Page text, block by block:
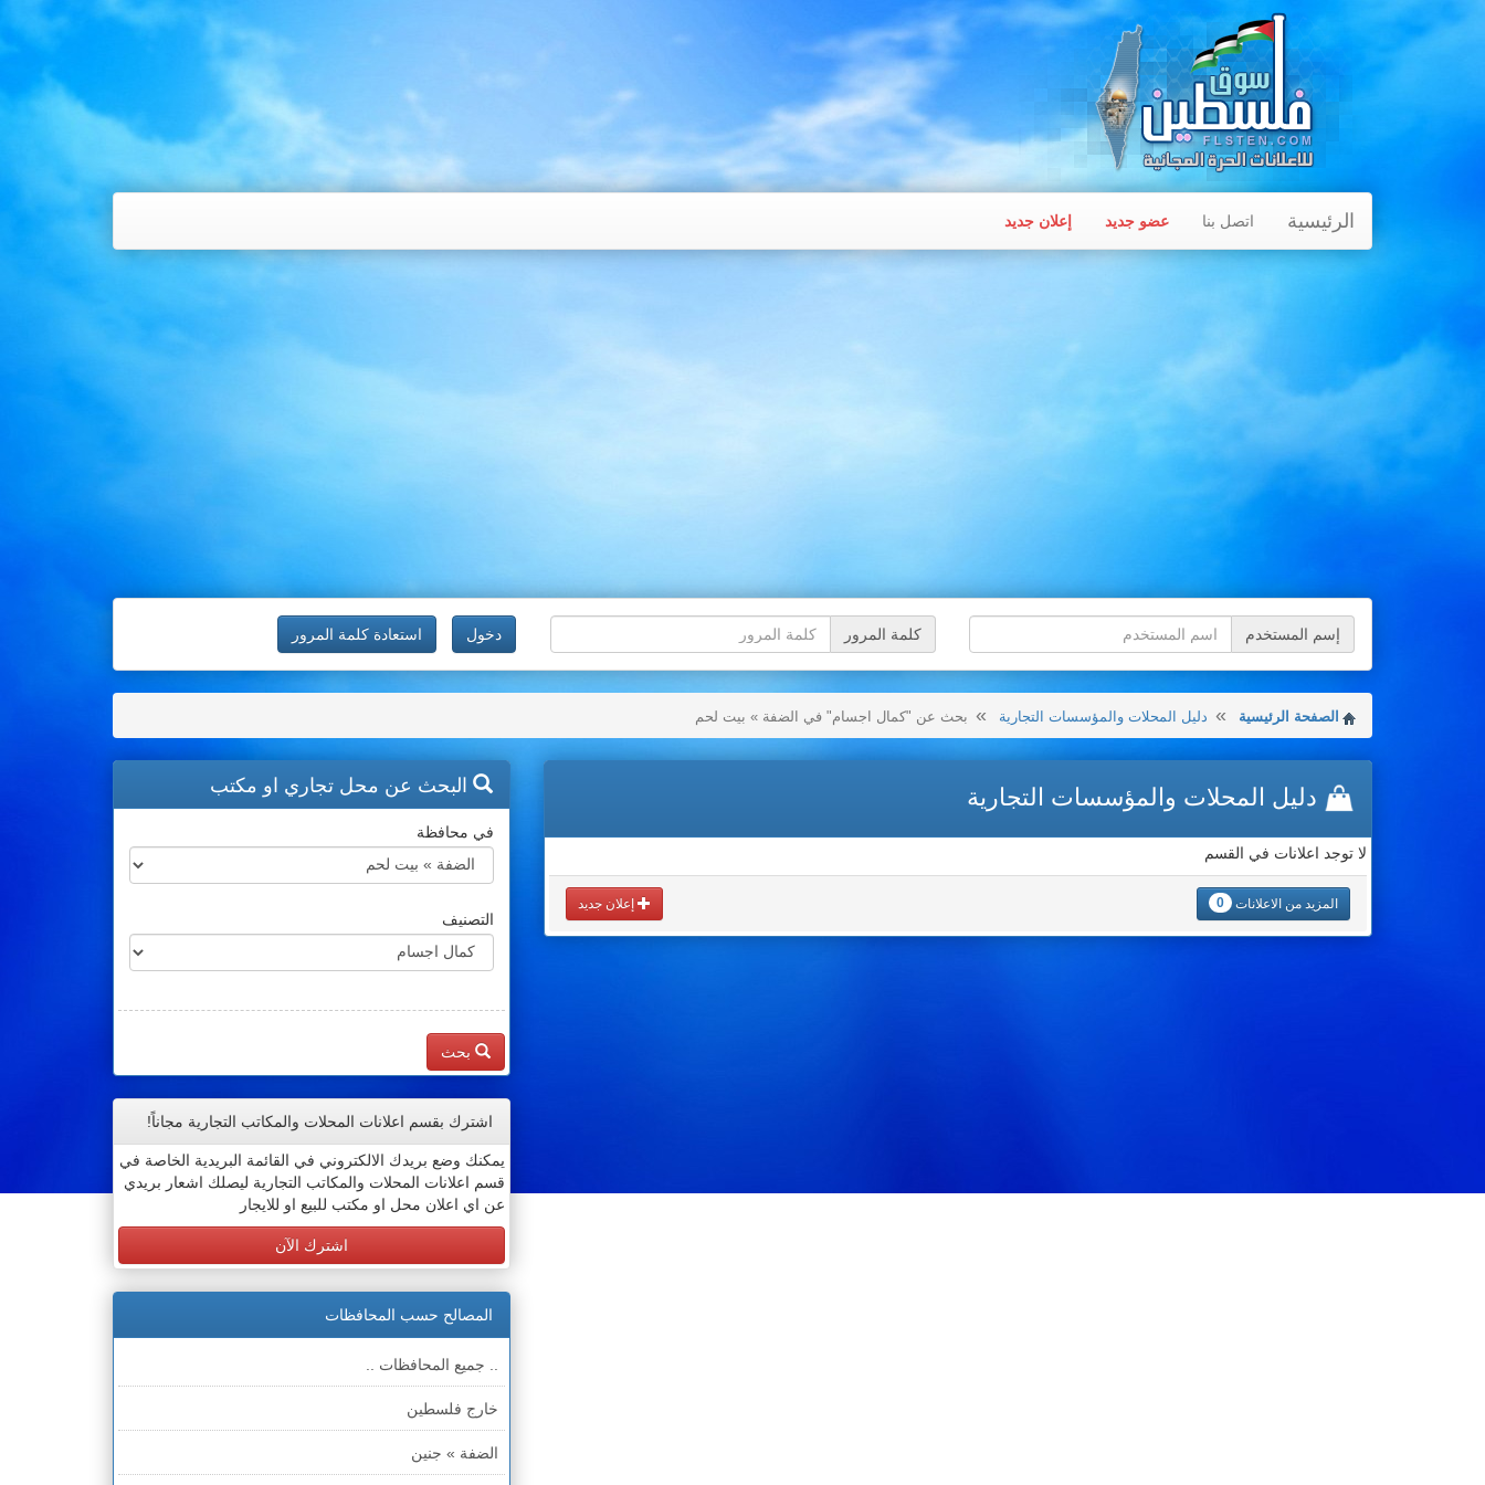
الرئيسية اتصل بنا عضو جديد إعلان جديد
إسم المستخدم كلمة المرور دخول استعادة كلمة المرور
الصفحة الرئيسية دليل المحلات والمؤسسات التجارية بحث عن "كمال اجسام" في الضفة » بيت لحم
دليل المحلات والمؤسسات التجارية
لا توجد اعلانات في القسم
المزيد من الاعلانات 0 إعلان جديد
البحث عن محل تجاري او مكتب
في محافظة
التصنيف
بحث
اشترك بقسم اعلانات المحلات والمكاتب التجارية مجاناً!
يمكنك وضع بريدك الالكتروني في القائمة البريدية الخاصة في
قسم اعلانات المحلات والمكاتب التجارية ليصلك اشعار بريدي
عن اي اعلان محل او مكتب للبيع او للايجار
اشترك الآن
المصالح حسب المحافظات
.. جميع المحافظات ..
خارج فلسطين
الضفة » جنين